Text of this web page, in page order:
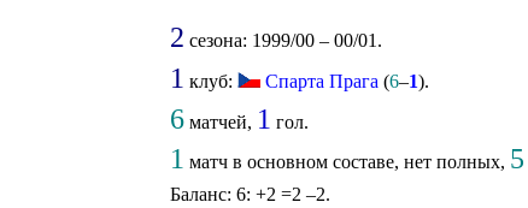
2 сезона: 1999/00 – 00/01.
1 клуб: Спарта Прага (6–1).
6матчей, 1 гол.
1 матч в основном составе, нет полных, 5
Баланс: 6: +2 =2 –2.